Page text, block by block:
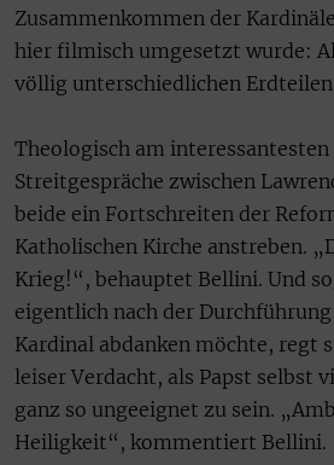
Zusammenkommen der
hier filmisch umgesetzt wurde:
völlig unterschiedlichen
Theologisch am interessantesten
Streitgespräche zwischen
beide ein Fortschreiten der
Katholischen Kirche anstreben.
Krieg!“, behauptet Bellini. Und
eigentlich nach der
Kardinal abdanken möchte, regt
leiser Verdacht, als Papst selbst
ganz so ungeeignet zu sein.
Heiligkeit“, kommentiert Bellini.